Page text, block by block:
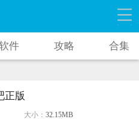
件 攻略 合集
正版
大小： 32.15MB